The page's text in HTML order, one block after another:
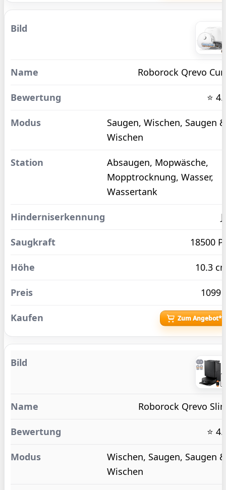
Roborock Qrevo
⭐
Saugen, Wischen, Saugen &
Wischen
Absaugen, Mopwäsche,
Mopptrocknung, Wasser,
Wassertank
18500
10.3
1099
Zum Angebot*
Roborock Qrevo
⭐
Wischen, Saugen, Saugen &
Wischen